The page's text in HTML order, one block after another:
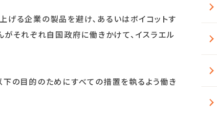
る企業の製品を避け、あるいはボイコットす
それぞれ自国政府に働きかけて、イスラエル
の目的のためにすべての措置を執るよう働き